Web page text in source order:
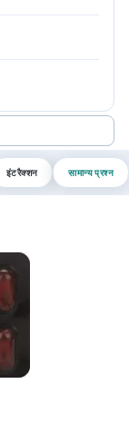
इंटरैक्शन सामान्य प्रश्न